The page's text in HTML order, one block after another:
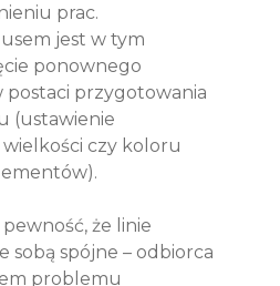
prac.
jest w tym
ponownego
postaci przygotowania
(ustawienie
czy koloru
że linie
sobą spójne – odbiorca
problemu